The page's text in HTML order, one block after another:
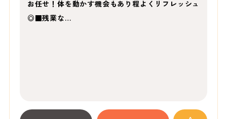
お任せ！体を動かす機会もあり程よくリフレッシュ
◎■残業な…